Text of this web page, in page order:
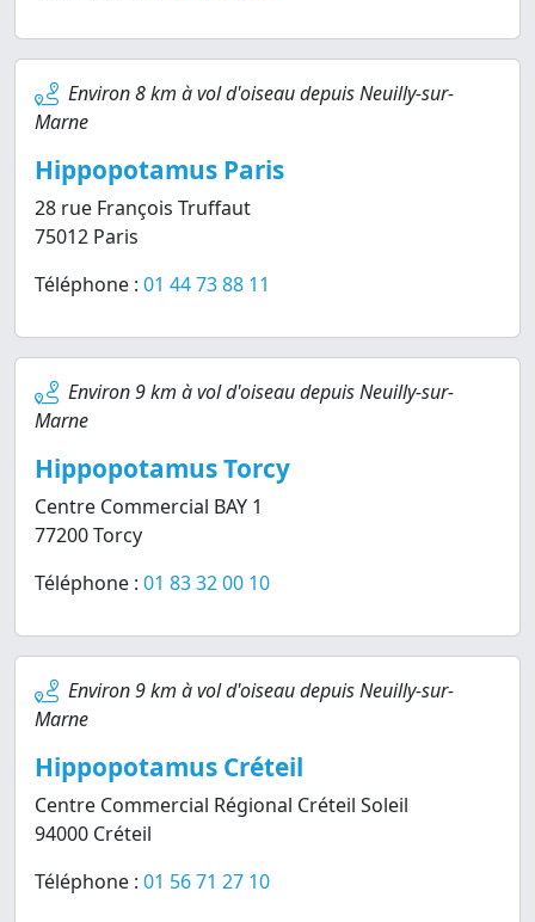
Environ 8 km à vol d'oiseau depuis Neuilly-sur-
Marne
Hippopotamus Paris
28 rue François Truffaut
75012 Paris
Téléphone : 01 44 73 88 11
Environ 9 km à vol d'oiseau depuis Neuilly-sur-
Marne
Hippopotamus Torcy
Centre Commercial BAY 1
77200 Torcy
Téléphone : 01 83 32 00 10
Environ 9 km à vol d'oiseau depuis Neuilly-sur-
Marne
Hippopotamus Créteil
Centre Commercial Régional Créteil Soleil
94000 Créteil
Téléphone : 01 56 71 27 10